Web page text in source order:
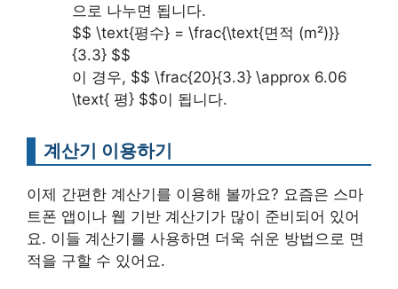
으로 나누면 됩니다.
$$ \text{평수} = \frac{\text{면적 (m²)}}
{3.3} $$
이 경우, $$ \frac{20}{3.3} \approx 6.06
\text{ 평} $$이 됩니다.
계산기 이용하기
이제 간편한 계산기를 이용해 볼까요? 요즘은 스마
트폰 앱이나 웹 기반 계산기가 많이 준비되어 있어
요. 이들 계산기를 사용하면 더욱 쉬운 방법으로 면
적을 구할 수 있어요.